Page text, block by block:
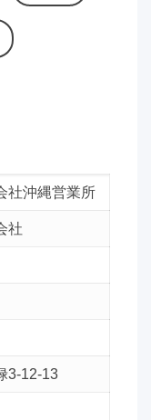
社沖縄営業所
社
3-12-13